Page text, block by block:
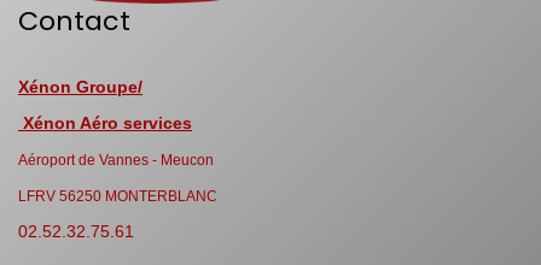
Contact
Xénon Groupe/
Xénon Aéro services
Aéroport de Vannes - Meucon
LFRV 56250 MONTERBLANC
02.52.32.75.61